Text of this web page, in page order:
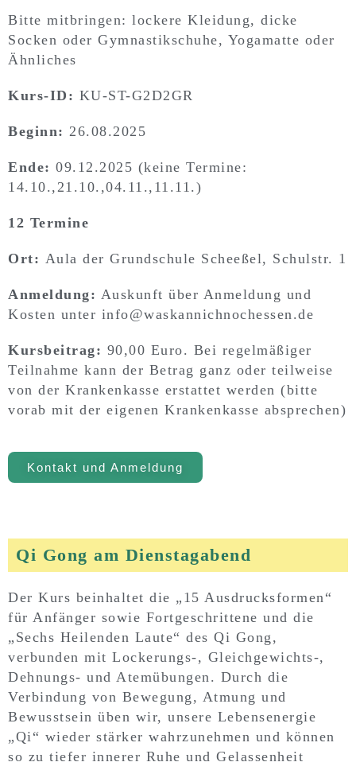
Bitte mitbringen: lockere Kleidung, dicke
Socken oder Gymnastikschuhe, Yogamatte oder
Ähnliches
Kurs-ID: KU-ST-G2D2GR
Beginn: 26.08.2025
Ende: 09.12.2025 (keine Termine:
14.10.,21.10.,04.11.,11.11.)
12 Termine
Ort: Aula der Grundschule Scheeßel, Schulstr. 1
Anmeldung: Auskunft über Anmeldung und
Kosten unter info@waskannichnochessen.de
Kursbeitrag: 90,00 Euro. Bei regelmäßiger
Teilnahme kann der Betrag ganz oder teilweise
von der Krankenkasse erstattet werden (bitte
vorab mit der eigenen Krankenkasse absprechen)
Kontakt und Anmeldung
Qi Gong am Dienstagabend
Der Kurs beinhaltet die „15 Ausdrucksformen“
für Anfänger sowie Fortgeschrittene und die
„Sechs Heilenden Laute“ des Qi Gong,
verbunden mit Lockerungs-, Gleichgewichts-,
Dehnungs- und Atemübungen. Durch die
Verbindung von Bewegung, Atmung und
Bewusstsein üben wir, unsere Lebensenergie
„Qi“ wieder stärker wahrzunehmen und können
so zu tiefer innerer Ruhe und Gelassenheit